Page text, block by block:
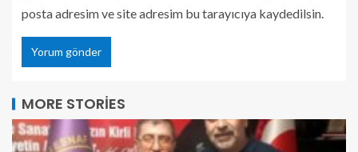
posta adresim ve site adresim bu tarayıcıya kaydedilsin.
MORE STORIES